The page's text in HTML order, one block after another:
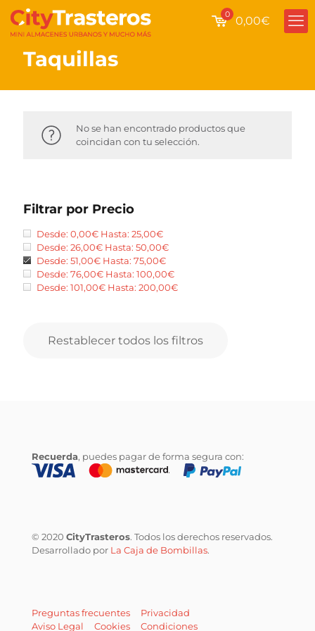
0 0,00€
Taquillas
No se han encontrado productos que
coincidan con tu selección.
Filtrar por Precio
Desde: 0,00€ Hasta: 25,00€
Desde: 26,00€ Hasta: 50,00€
Desde: 51,00€ Hasta: 75,00€
Desde: 76,00€ Hasta: 100,00€
Desde: 101,00€ Hasta: 200,00€
Restablecer todos los filtros
Recuerda, puedes pagar de forma segura con:
© 2020 CityTrasteros. Todos los derechos reservados.
Desarrollado por La Caja de Bombillas.
Preguntas frecuentes
Privacidad
Aviso Legal
Cookies Condiciones